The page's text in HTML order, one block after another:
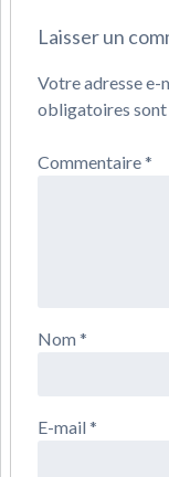
Laisser un
Votre adresse e-
obligatoires sont
Commentaire*
Nom *
E-mail *